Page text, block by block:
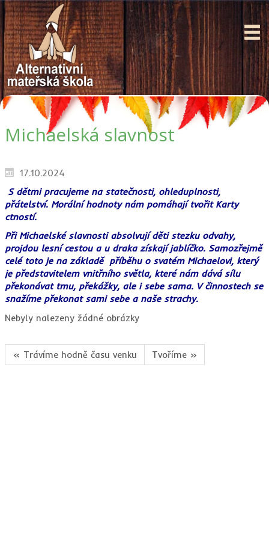
Michaelská slavnost
17.10.2024
S dětmi pracujeme na statečnosti, ohleduplnosti,
přátelství. Morální hodnoty nám pomáhají tvořit Karty
ctností.
Při Michaelské slavnosti absolvují děti stezku odvahy,
projdou lesní cestou a u draka získají jablíčko. Samozřejmě
celé toto je na základě příběhu o svatém Michaelovi, který
je představitelem vnitřního světla, které nám dává sílu
překonávat tmu, překážky, ale i sebe sama. V činnostech se
snažíme překonat sami sebe a naše strachy.
Nebyly nalezeny žádné obrázky
« Trávíme hodně času venku Tvoříme »